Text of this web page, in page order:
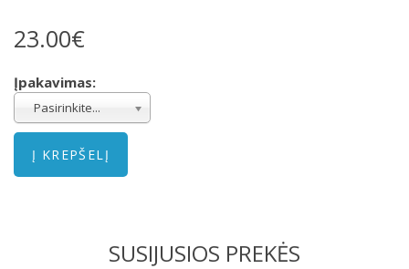
23.00€
Įpakavimas:
Pasirinkite...
SUSIJUSIOS PREKĖS